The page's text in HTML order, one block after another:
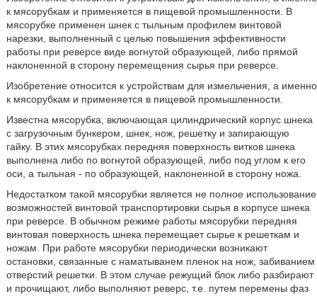
к мясорубкам и применяется в пищевой промышленности. В
мясорубке применен шнек с тыльным профилем винтовой
нарезки, выполненный с целью повышения эффективности
работы при реверсе виде вогнутой образующей, либо прямой
наклоненной в сторону перемещения сырья при реверсе.
Изобретение относится к устройствам для измельчения, а именно
к мясорубкам и применяется в пищевой промышленности.
Известна мясорубка, включающая цилиндрический корпус шнека
с загрузочным бункером, шнек, нож, решетку и запирающую
гайку. В этих мясорубках передняя поверхность витков шнека
выполнена либо по вогнутой образующей, либо под углом к его
оси, а тыльная - по образующей, наклоненной в сторону ножа.
Недостатком такой мясорубки является не полное использование
возможностей винтовой транспортировки сырья в корпусе шнека
при реверсе. В обычном режиме работы мясорубки передняя
винтовая поверхность шнека перемещает сырье к решеткам и
ножам. При работе мясорубки периодически возникают
остановки, связанные с наматыванем пленок на нож, забиванием
отверстий решетки. В этом случае режущий блок либо разбирают
и прочищают, либо выполняют реверс, т.е. путем перемены фаз